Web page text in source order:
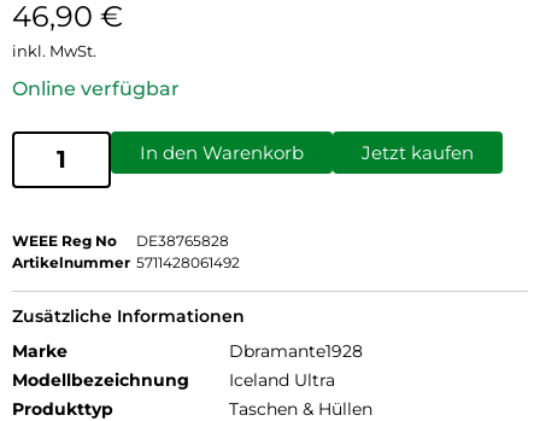
46,90 €
inkl. MwSt.
Online verfügbar
In den Warenkorb Jetzt kaufen
WEEE Reg No
DE38765828
Artikelnummer 5711428061492
Zusätzliche Informationen
Marke
Dbramante1928
Modellbezeichnung
Iceland Ultra
Produkttyp
Taschen & Hüllen